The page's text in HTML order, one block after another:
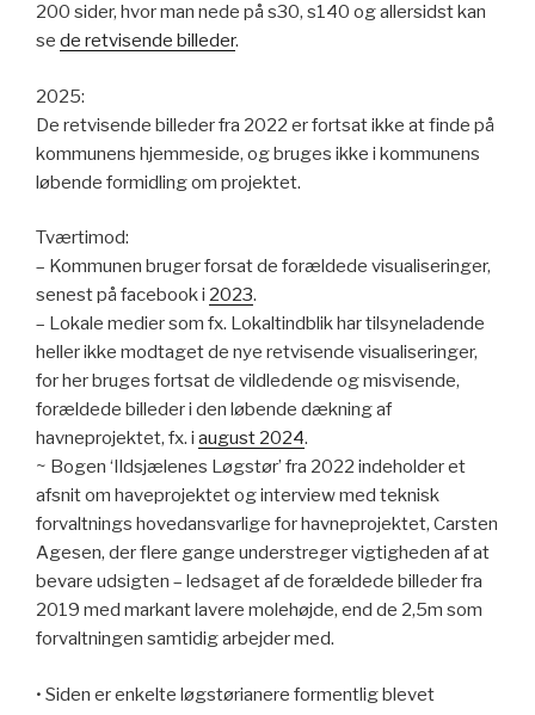
200 sider, hvor man nede på s30, s140 og allersidst kan
se de retvisende billeder.
2025:
De retvisende billeder fra 2022 er fortsat ikke at finde på
kommunens hjemmeside, og bruges ikke i kommunens
løbende formidling om projektet.
Tværtimod:
– Kommunen bruger forsat de forældede visualiseringer,
senest på facebook i 2023.
– Lokale medier som fx. Lokaltindblik har tilsyneladende
heller ikke modtaget de nye retvisende visualiseringer,
for her bruges fortsat de vildledende og misvisende,
forældede billeder i den løbende dækning af
havneprojektet, fx. i august 2024.
~ Bogen ‘Ildsjælenes Løgstør’ fra 2022 indeholder et
afsnit om haveprojektet og interview med teknisk
forvaltnings hovedansvarlige for havneprojektet, Carsten
Agesen, der flere gange understreger vigtigheden af at
bevare udsigten – ledsaget af de forældede billeder fra
2019 med markant lavere molehøjde, end de 2,5m som
forvaltningen samtidig arbejder med.
• Siden er enkelte løgstørianere formentlig blevet